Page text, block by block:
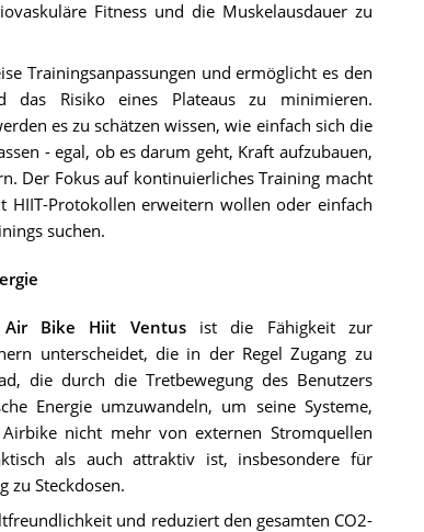
Fitness und die Muskelausdauer zu
Trainingsanpassungen und ermöglicht es den
das Risiko eines Plateaus zu minimieren.
es zu schätzen wissen, wie einfach sich die
- egal, ob es darum geht, Kraft aufzubauen,
Der Fokus auf kontinuierliches Training macht
Protokollen erweitern wollen oder einfach
suchen.
Air Bike Hiit Ventusist die Fähigkeit zur
unterscheidet, die in der Regel Zugang zu
die durch die Tretbewegung des Benutzers
Energie umzuwandeln, um seine Systeme,
nicht mehr von externen Stromquellen
als auch attraktiv ist, insbesondere für
zu Steckdosen.
und reduziert den gesamten CO2-